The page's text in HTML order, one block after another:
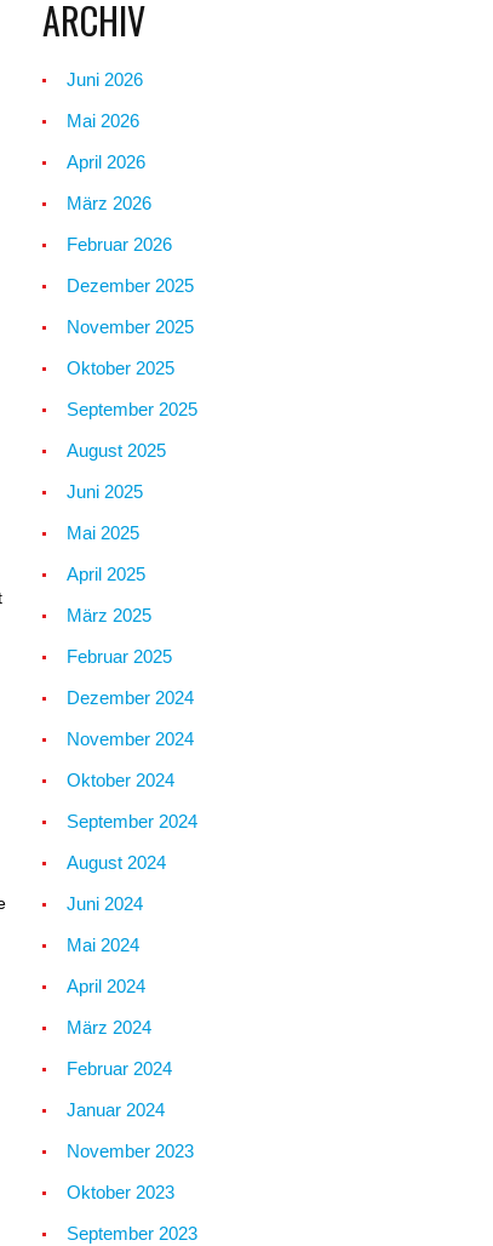
ARCHIV
Juni 2026
Mai 2026
April 2026
März 2026
Februar 2026
Dezember 2025
November 2025
Oktober 2025
September 2025
August 2025
Juni 2025
Mai 2025
April 2025
März 2025
Februar 2025
Dezember 2024
November 2024
Oktober 2024
September 2024
August 2024
Juni 2024
Mai 2024
April 2024
März 2024
Februar 2024
Januar 2024
November 2023
Oktober 2023
September 2023